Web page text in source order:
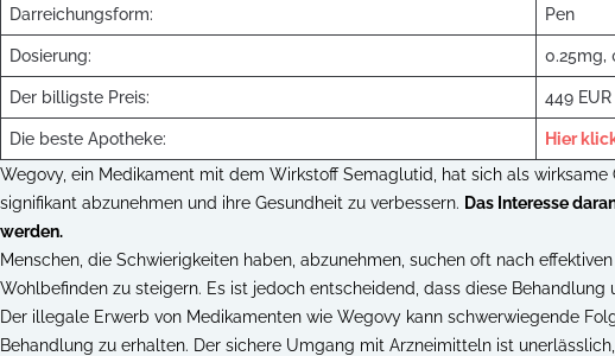
Darreichungsform: Pen
Dosierung: 0.25mg,
Der billigste Preis: 449 EUR
Die beste Apotheke:
Hier
Wegovy, ein Medikament mit dem Wirkstoff Semaglutid, hat sich als
signifikant abzunehmen und ihre Gesundheit zu verbessern. Das Interesse
werden.
Menschen, die Schwierigkeiten haben, abzunehmen, suchen oft nach
Wohlbefinden zu steigern. Es ist jedoch entscheidend, dass diese
Der illegale Erwerb von Medikamenten wie Wegovy kann schwerwiegende
Behandlung zu erhalten. Der sichere Umgang mit Arzneimitteln ist